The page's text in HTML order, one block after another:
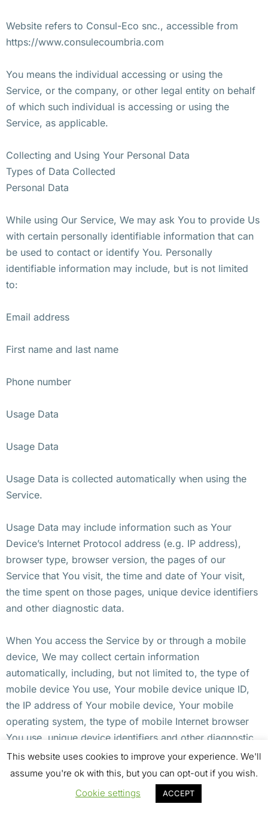
Website refers to Consul-Eco snc., accessible from
https://www.consulecoumbria.com
You means the individual accessing or using the
Service, or the company, or other legal entity on behalf
of which such individual is accessing or using the
Service, as applicable.
Collecting and Using Your Personal Data
Types of Data Collected
Personal Data
While using Our Service, We may ask You to provide Us
with certain personally identifiable information that can
be used to contact or identify You. Personally
identifiable information may include, but is not limited
to:
Email address
First name and last name
Phone number
Usage Data
Usage Data
Usage Data is collected automatically when using the
Service.
Usage Data may include information such as Your
Device’s Internet Protocol address (e.g. IP address),
browser type, browser version, the pages of our
Service that You visit, the time and date of Your visit,
the time spent on those pages, unique device identifiers
and other diagnostic data.
When You access the Service by or through a mobile
device, We may collect certain information
automatically, including, but not limited to, the type of
mobile device You use, Your mobile device unique ID,
the IP address of Your mobile device, Your mobile
operating system, the type of mobile Internet browser
You use, unique device identifiers and other diagnostic
data.
We may also collect information that Your browser
sends whenever You visit our Service or when You
This website uses cookies to improve your experience. We'll
assume you're ok with this, but you can opt-out if you wish.
Cookie settings
ACCEPT